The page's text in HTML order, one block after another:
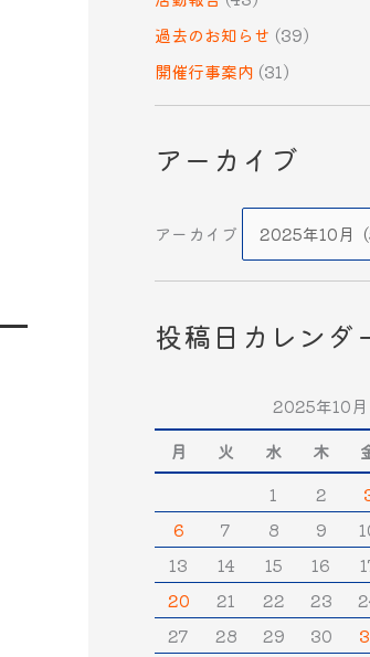
過去のお知らせ (39)
開催行事案内 (31)
アーカイブ
アーカイブ
投稿日カレンダ
2025年10月
月
火 水 木
1
2
6
7 8 9
13
14 15 16
20
21 22 23
27
28 29 30